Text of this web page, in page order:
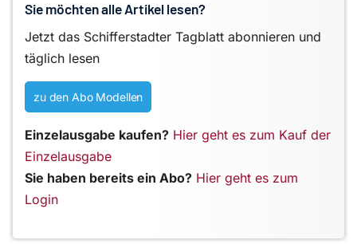
Sie möchten alle Artikel lesen?
Jetzt das Schifferstadter Tagblatt abonnieren und
täglich lesen
zu den Abo Modellen
Einzelausgabe kaufen? Hier geht es zum Kauf der
Einzelausgabe
Sie haben bereits ein Abo? Hier geht es zum
Login